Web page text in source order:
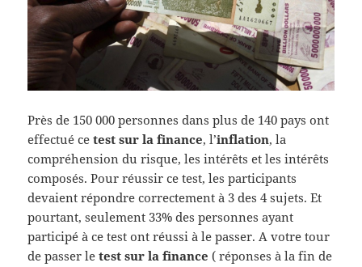
Près de 150 000 personnes dans plus de 140 pays ont
effectué cetest sur la finance, l’inflation, la
compréhension du risque, les intérêts et les intérêts
composés. Pour réussir ce test, les participants
devaient répondre correctement à 3 des 4 sujets. Et
pourtant, seulement 33% des personnes ayant
participé à ce test ont réussi à le passer. A votre tour
de passer letest sur la finance ( réponses à la fin de